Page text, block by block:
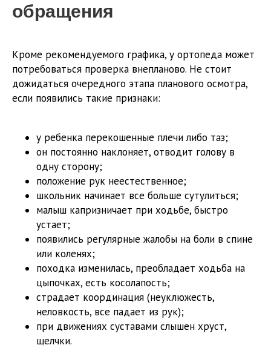
обращения
Кроме рекомендуемого графика, у ортопеда может
потребоваться проверка внепланово. Не стоит
дожидаться очередного этапа планового осмотра,
если появились такие признаки:
у ребенка перекошенные плечи либо таз;
он постоянно наклоняет, отводит голову в
одну сторону;
положение рук неестественное;
школьник начинает все больше сутулиться;
малыш капризничает при ходьбе, быстро
устает;
появились регулярные жалобы на боли в спине
или коленях;
походка изменилась, преобладает ходьба на
цыпочках, есть косолапость;
страдает координация (неуклюжесть,
неловкость, все падает из рук);
при движениях суставами слышен хруст,
щелчки.